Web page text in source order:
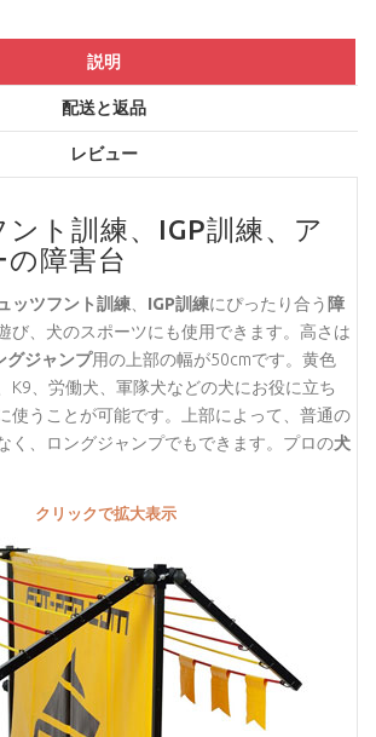
説明
配送と返品
レビュー
ト訓練、IGP訓練、ア
障害台
ッツフント訓練 IGP訓練にぴったり合う 障
び、犬のスポーツにも使用できます。高さは
グジャンプ用の上部の幅が50cmです。黄色
K9、労働犬、軍隊犬などの犬にお役に立ち
使うことが可能です。上部によって、普通の
く、ロングジャンプでもできます。プロの犬
クリックで拡大表示